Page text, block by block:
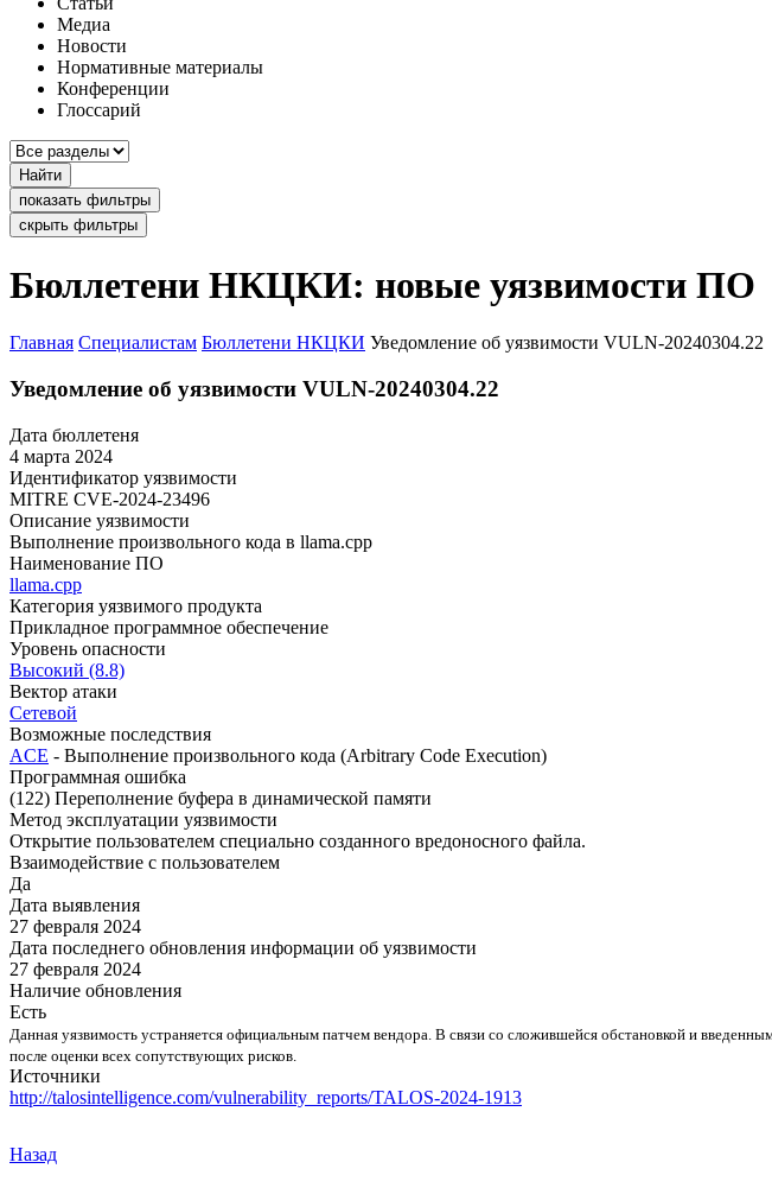
Медиа
Новости
Нормативные материалы
Конференции
Глоссарий
Найти
показать фильтры
скрыть фильтры
Бюллетени НКЦКИ: новые уязвимости ПО
Главная Специалистам Бюллетени НКЦКИ Уведомление об уязвимости VULN-20240304.22
Уведомление об уязвимости VULN-20240304.22
Дата бюллетеня
4 марта 2024
Идентификатор уязвимости
MITRE CVE-2024-23496
Описание уязвимости
Выполнение произвольного кода в llama.cpp
Наименование ПО
llama.cpp
Категория уязвимого продукта
Прикладное программное обеспечение
Уровень опасности
Высокий (8.8)
Вектор атаки
Сетевой
Возможные последствия
ACE - Выполнение произвольного кода (Arbitrary Code Execution)
Программная ошибка
(122) Переполнение буфера в динамической памяти
Метод эксплуатации уязвимости
Открытие пользователем специально созданного вредоносного файла.
Взаимодействие с пользователем
Да
Дата выявления
27 февраля 2024
Дата последнего обновления информации об уязвимости
27 февраля 2024
Наличие обновления
Есть
Данная уязвимость устраняется официальным патчем вендора. В связи со сложившейся обстановкой и
после оценки всех сопутствующих рисков.
Источники
http://talosintelligence.com/vulnerability_reports/TALOS-2024-1913
Назад